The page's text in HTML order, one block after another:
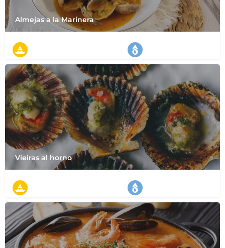
Almejas a la Marinera
タパス スペイン北部
Vieiras al horno
タパス スペイン北部